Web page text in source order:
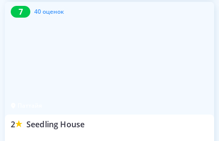
7 40 оценок
2 Seedling House
7 40 оценок